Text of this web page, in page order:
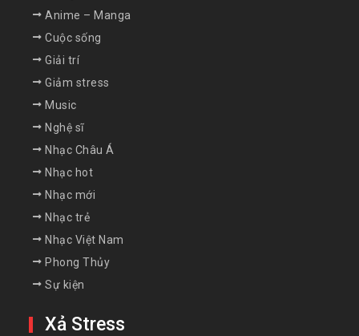
Anime – Manga
Cuộc sống
Giải trí
Giảm stress
Music
Nghệ sĩ
Nhạc Châu Á
Nhạc hot
Nhạc mới
Nhạc trẻ
Nhạc Việt Nam
Phong Thủy
Sự kiện
Xả Stress